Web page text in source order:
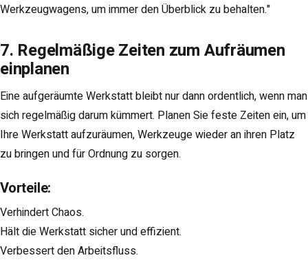
Werkzeugwagens, um immer den Überblick zu behalten."
7. Regelmäßige Zeiten zum Aufräumen
einplanen
Eine aufgeräumte Werkstatt bleibt nur dann ordentlich, wenn man
sich regelmäßig darum kümmert. Planen Sie feste Zeiten ein, um
Ihre Werkstatt aufzuräumen, Werkzeuge wieder an ihren Platz
zu bringen und für Ordnung zu sorgen.
Vorteile:
Verhindert Chaos.
Hält die Werkstatt sicher und effizient.
Verbessert den Arbeitsfluss.